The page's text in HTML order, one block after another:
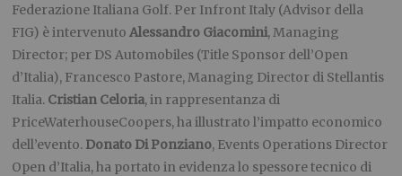
Federazione Italiana Golf. Per Infront Italy (Advisor della
FIG) è intervenutoAlessandro Giacomini, Managing
Director; per DS Automobiles (Title Sponsor dell’Open
d’Italia), Francesco Pastore, Managing Director di Stellantis
Italia. Cristian Celoria, in rappresentanza di
PriceWaterhouseCoopers, ha illustrato l’impatto economico
dell’evento. Donato Di Ponziano, Events Operations Director
Open d’Italia, ha portato in evidenza lo spessore tecnico di